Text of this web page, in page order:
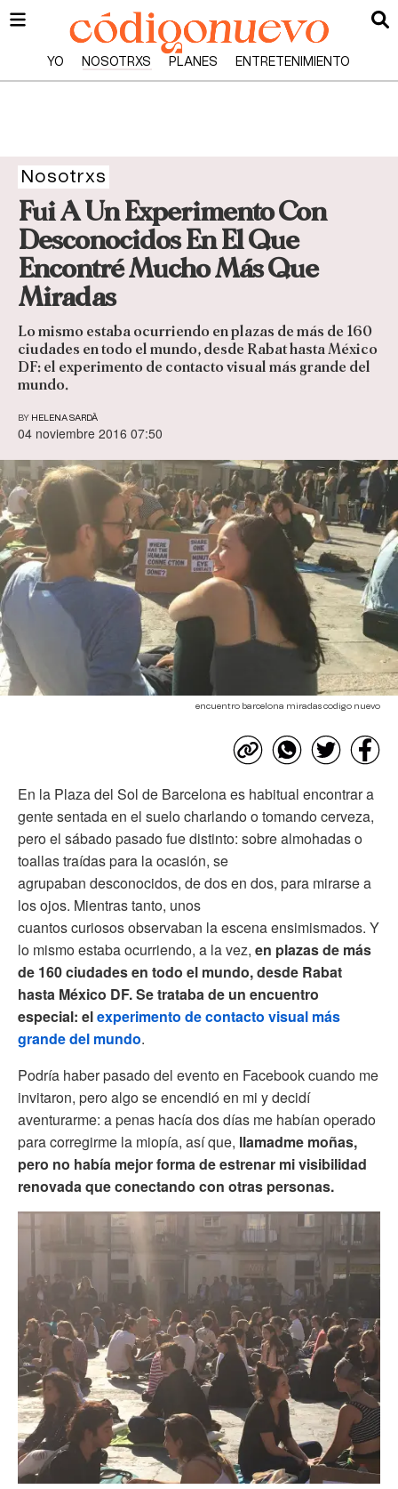
YO NOSOTRXS PLANES ENTRETENIMIENTO
Nosotrxs
Fui A Un Experimento Con
Desconocidos En El Que
Encontré Mucho Más Que
Miradas
Lo mismo estaba ocurriendo en plazas de más de 160
ciudades en todo el mundo, desde Rabat hasta México
DF: el experimento de contacto visual más grande del
mundo.
BY HELENA SARDÀ
04 noviembre 2016 07:50
encuentro barcelona miradas codigo nuevo
En la Plaza del Sol de Barcelona es habitual encontrar a
gente sentada en el suelo charlando o tomando cerveza,
pero el sábado pasado fue distinto: sobre almohadas o
toallas traídas para la ocasión, se
agrupaban desconocidos, de dos en dos, para mirarse a
los ojos. Mientras tanto, unos
cuantos curiosos observaban la escena ensimismados. Y
lo mismo estaba ocurriendo, a la vez, en plazas de más
de 160 ciudades en todo el mundo, desde Rabat
hasta México DF. Se trataba de un encuentro
especial: elexperimento de contacto visual más
grande del mundo.
Podría haber pasado del evento en Facebook cuando me
invitaron, pero algo se encendió en mi y decidí
aventurarme: a penas hacía dos días me habían operado
para corregirme la miopía, así que, llamadme moñas,
pero no había mejor forma de estrenar mi visibilidad
renovada que conectando con otras personas.